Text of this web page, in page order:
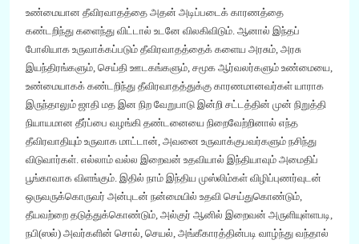
உண்மையான தீவிரவாதத்தை அதன் அடிப்படைக் காரணத்தை
கண்டறிந்து களைந்து விட்டால் உடனே விலகிவிடும். ஆனால் இந்தப்
போலியாக உருவாக்கப்படும் தீவிரவாதத்தைக் களைய அரசும் அரசு
இயந்திரங்களும் செய்தி ஊடகங்களும் சமூக ஆர்வலர்களும் உண்மையை
உண்மையாகக் கண்டறிந்து தீவிரவாதத்துக்கு காரணமானவர்கள் யாராக
இருந்தாலும் ஜாதி மத இன நிற வேறுபாடு இன்றி சட்டத்தின் முன் நிறுத்தி
நியாயமான தீர்ப்பை வழங்கி தண்டனையை நிறைவேற்றினால் எந்த
தீவிரவாதியும் உருவாக மாட்டான் அவனை உருவாக்குபவர்களும் நசிந்து
விடுவார்கள். எல்லாம் வல்ல இறைவன் உதவியால் இந்தியாவும் அமைதிப்
பூங்காவாக விளங்கும். இதில் நாம் இந்திய முஸ்லிம்கள் விழிப்புணர்வுடன்
ஒருவருக்கொருவர் அன்புடன் நன்மையில் உதவி செய்துகொண்டும்
தீயவற்றை தடுத்துக்கொண்டும் அல்குர் ஆனில் இறைவன் அருளியுள்ளபடி
நபி(ஸல்) அவர்களின் சொல் செயல் அங்கீகாரத்தின்படி வாழ்ந்து வந்தால்